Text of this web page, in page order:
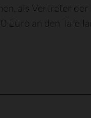
als Vertreter
Euro an den